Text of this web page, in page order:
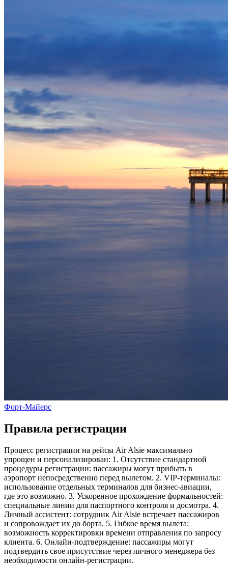
Форт-Майерс
Правила регистрации
Процесс регистрации на рейсы Air Alsie максимально
упрощен и персонализирован: 1. Отсутствие стандартной
процедуры регистрации: пассажиры могут прибыть в
аэропорт непосредственно перед вылетом. 2. VIP-терминалы:
использование отдельных терминалов для бизнес-авиации,
где это возможно. 3. Ускоренное прохождение формальностей:
специальные линии для паспортного контроля и досмотра. 4.
Личный ассистент: сотрудник Air Alsie встречает пассажиров
и сопровождает их до борта. 5. Гибкое время вылета:
возможность корректировки времени отправления по запросу
клиента. 6. Онлайн-подтверждение: пассажиры могут
подтвердить свое присутствие через личного менеджера без
необходимости онлайн-регистрации.